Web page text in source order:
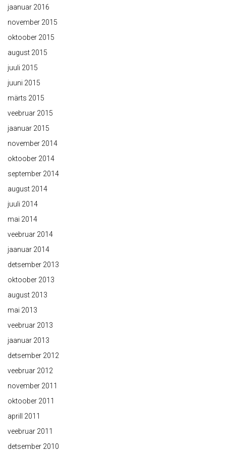
jaanuar 2016
november 2015
oktoober 2015
august 2015
juuli 2015
juuni 2015
märts 2015
veebruar 2015
jaanuar 2015
november 2014
oktoober 2014
september 2014
august 2014
juuli 2014
mai 2014
veebruar 2014
jaanuar 2014
detsember 2013
oktoober 2013
august 2013
mai 2013
veebruar 2013
jaanuar 2013
detsember 2012
veebruar 2012
november 2011
oktoober 2011
aprill 2011
veebruar 2011
detsember 2010